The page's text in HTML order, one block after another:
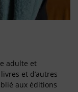
adulte et
et d’autres
aux éditions